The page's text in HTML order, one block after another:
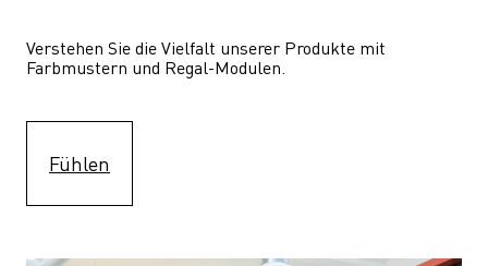
Verstehen Sie die Vielfalt unserer Produkte mit
Farbmustern und Regal-Modulen.
Fühlen